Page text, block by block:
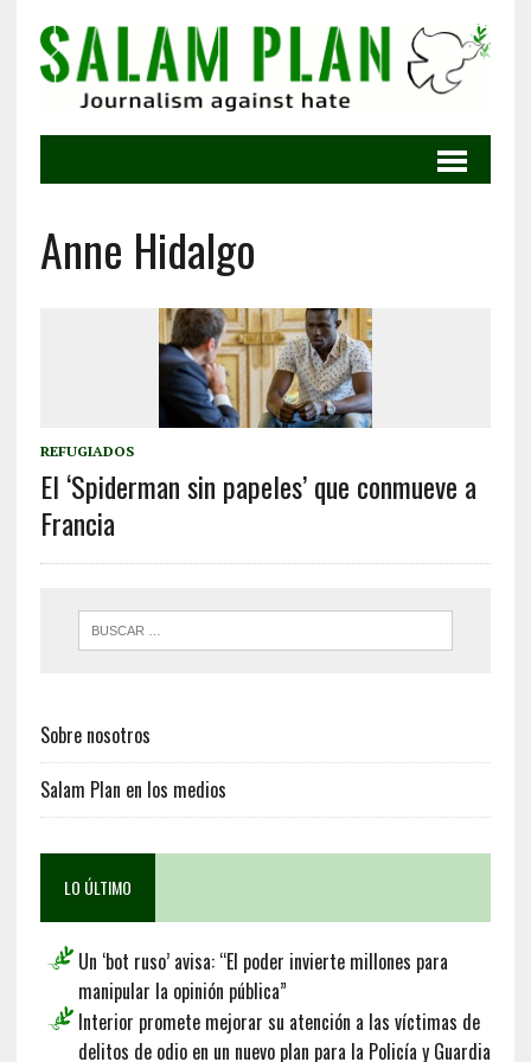
Anne Hidalgo
REFUGIADOS
El ‘Spiderman sin papeles’ que conmueve a
Francia
Sobre nosotros
Salam Plan en los medios
LO ÚLTIMO
Un ‘bot ruso’ avisa: “El poder invierte millones para
manipular la opinión pública”
Interior promete mejorar su atención a las víctimas de
delitos de odio en un nuevo plan para la Policía y Guardia